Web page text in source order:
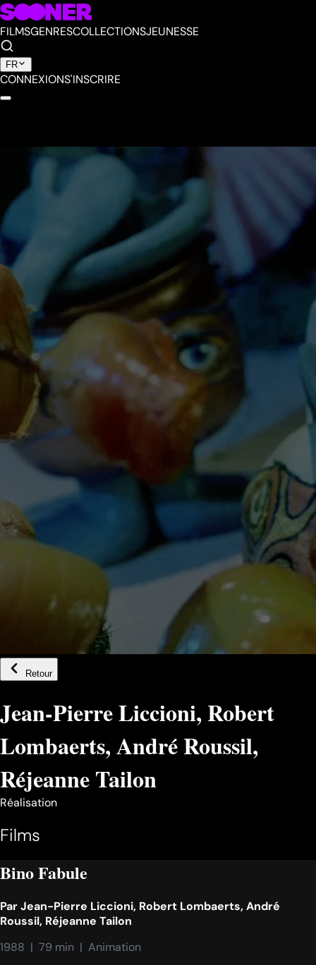
FILMSGENRESCOLLECTIONSJEUNESSE
FR
CONNEXIONS'INSCRIRE
Retour
Jean-Pierre Liccioni, Robert
Lombaerts, André Roussil,
Réjeanne Tailon
Réalisation
Films
Bino Fabule
ParJean-Pierre Liccioni, Robert Lombaerts, André
Roussil, Réjeanne Tailon
1988  |  79 min  |  Animation